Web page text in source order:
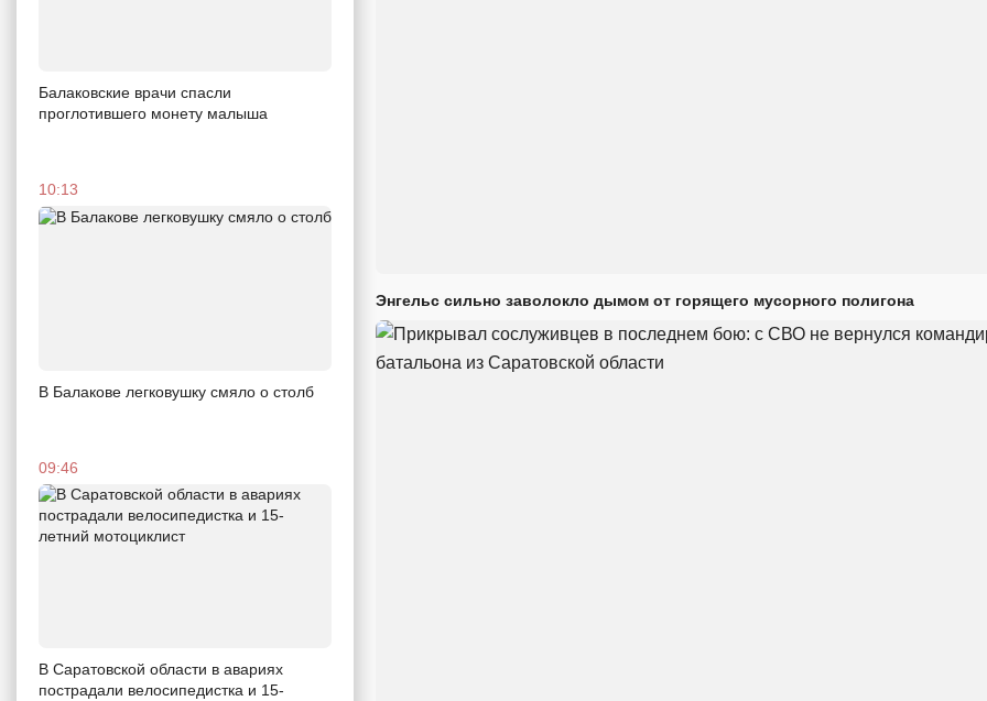
Балаковские врачи спасли
проглотившего монету малыша
10:13
В Балакове легковушку смяло о столб
09:46
В Саратовской области в авариях
пострадали велосипедистка и 15-
Энгельс сильно заволокло дымом от горящего мусорного полигона